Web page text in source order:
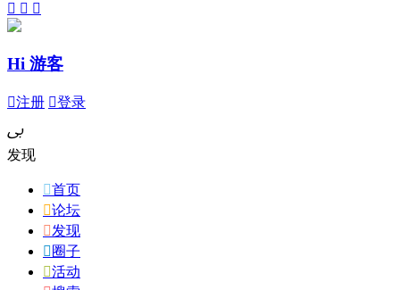
  
Hi 游客
注册 登录
ﰉ
发现
首页
论坛
发现
 圈子
活动